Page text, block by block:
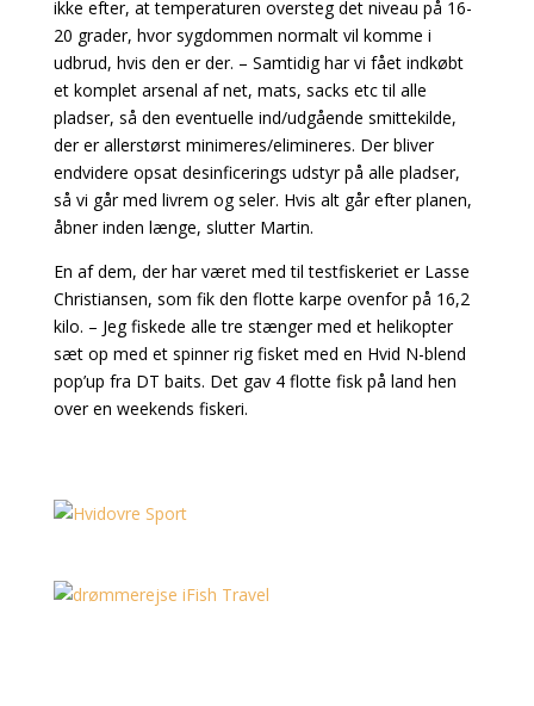
ikke efter, at temperaturen oversteg det niveau på 16-
20 grader, hvor sygdommen normalt vil komme i
udbrud, hvis den er der. – Samtidig har vi fået indkøbt
et komplet arsenal af net, mats, sacks etc til alle
pladser, så den eventuelle ind/udgående smittekilde,
der er allerstørst minimeres/elimineres. Der bliver
endvidere opsat desinficerings udstyr på alle pladser,
så vi går med livrem og seler. Hvis alt går efter planen,
åbner inden længe, slutter Martin.
En af dem, der har været med til testfiskeriet er Lasse
Christiansen, som fik den flotte karpe ovenfor på 16,2
kilo. – Jeg fiskede alle tre stænger med et helikopter
sæt op med et spinner rig fisket med en Hvid N-blend
pop’up fra DT baits. Det gav 4 flotte fisk på land hen
over en weekends fiskeri.